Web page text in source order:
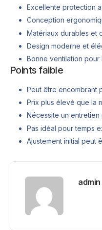
Excellente protection
Conception
Matériaux durables et
Design moderne et
Bonne ventilation
Points faible
Peut être encombrant
Prix plus élevé que la
Nécessite un entretien
Pas idéal pour temps
Ajustement initial peut
admin